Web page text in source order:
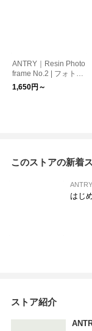
ANTRY｜Resin Photo
frame No.2 | フォトフ
レーム
1,650円～
このストアの新着
ANTRY
はじ
ストア紹介